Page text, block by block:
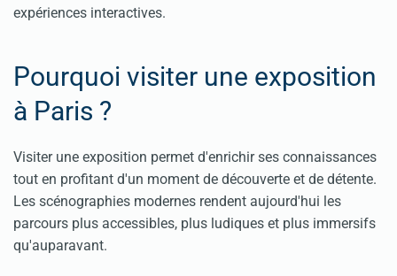
expériences interactives.
Pourquoi visiter une exposition
à Paris ?
Visiter une exposition permet d'enrichir ses connaissances
tout en profitant d'un moment de découverte et de détente.
Les scénographies modernes rendent aujourd'hui les
parcours plus accessibles, plus ludiques et plus immersifs
qu'auparavant.